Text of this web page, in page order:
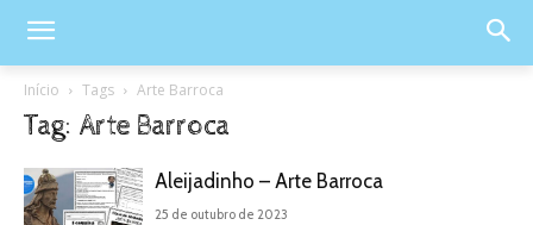
Início Tags Arte Barroca
Tag: Arte Barroca
Aleijadinho – Arte Barroca
25 de outubro de 2023